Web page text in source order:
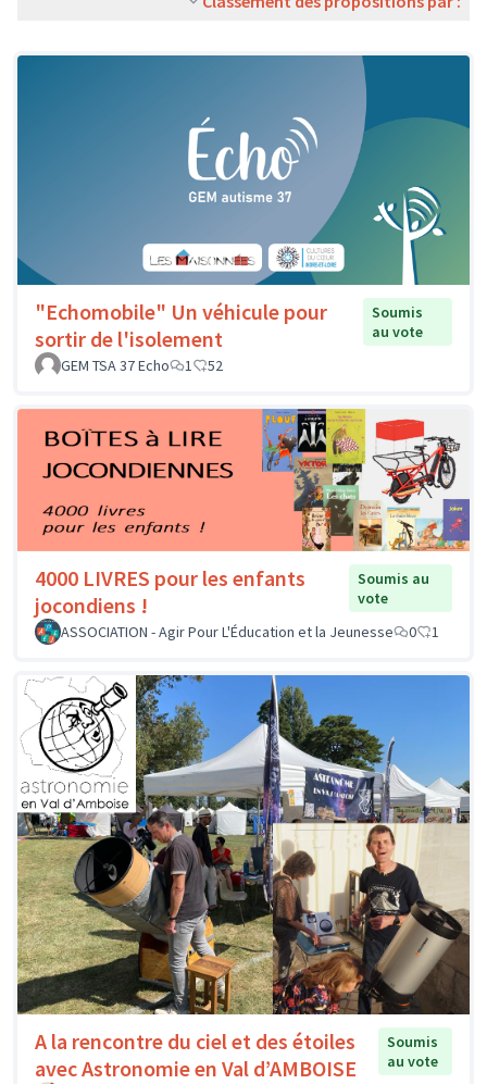
"Echomobile" Un véhicule pour
sortir de l'isolement
Soumis
au vote
GEM TSA 37 Echo
1 52
4000 LIVRES pour les enfants
jocondiens !
Soumis au
vote
ASSOCIATION - Agir Pour L'Éducation et la Jeunesse
0 1
A la rencontre du ciel et des étoiles
avec Astronomie en Val d’AMBOISE
Soumis
au vote